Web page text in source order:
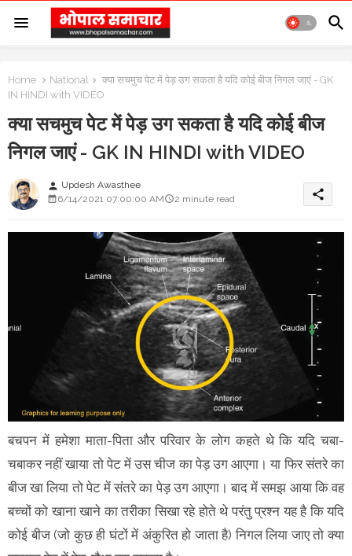
Home National
क्या सचमुच पेट में पेड़ उग सकता है यदि कोई बीज निगल जाएं - GK
IN HINDI with VIDEO
क्या सचमुच पेट में पेड़ उग सकता है यदि कोई बीज
निगल जाएं - GK IN HINDI with VIDEO
person Updesh Awasthee
6/14/2021 07:00:00 AM
2 minute read share
बचपन में हमेशा माता-पिता और परिवार के लोग कहते थे कि यदि चबा-
चबाकर नहीं खाया तो पेट में उस चीज का पेड़ उग आएगा। या फिर संतरे का
बीज खा लिया तो पेट में संतरे का पेड़ उग आएगा। बाद में समझ आया कि वह
बच्चों को खाना खाने का तरीका सिखा रहे होते थे परंतु प्रश्न यह है कि यदि
कोई बीज (जो कुछ ही घंटों में अंकुरित हो जाता है) निगल लिया जाए तो क्या